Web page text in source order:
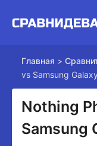
Главная >
vs Samsung
Nothing
Samsung